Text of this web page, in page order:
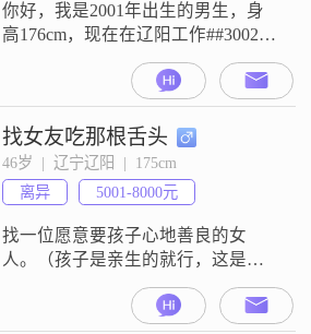
你好，我是2001年出生的男生，身
高176cm，现在在辽阳工作##3002##
我的学历是大专，月收入目前在
3001到5000元这个区间##3002##关
于我的性格，身边朋友评价我是个
稳重可靠的人，平时也比较幽默风
趣，跟人相处起来随和，没什么架
子##3002##我比较看重家庭，觉得
生活里家是很重要的部分，平时也
愿意花时间
找女友吃那根舌头
46岁  |  辽宁辽阳  |  175cm
离异
5001-8000元
找一位愿意要孩子心地善良的女
人。（孩子是亲生的就行，这是底
线）其他事可以不过问，需要有稳
定工作，交往中能彼此尊重，离异